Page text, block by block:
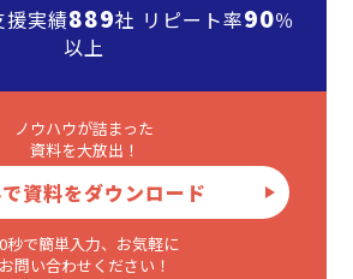
援実績889社 リピート率90％
以上
ノウハウが詰まった
資料を大放出！
資料をダウンロード
秒で簡単入力、お気軽に
お問い合わせください！